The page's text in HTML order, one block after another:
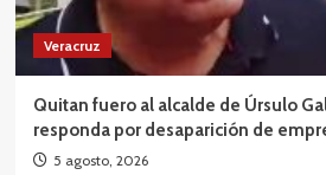
Veracruz
Quitan fuero al alcalde de Úrsulo
responda por desaparición de
5 agosto, 2026